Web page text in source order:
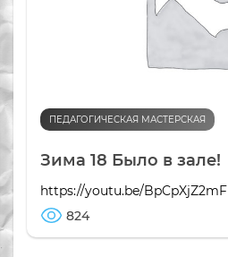
ПЕДАГОГИЧЕСКАЯ МАСТЕРСКАЯ
Зима 18 Было в зале!
https://youtu.be/BpCpXjZ2mFI
824